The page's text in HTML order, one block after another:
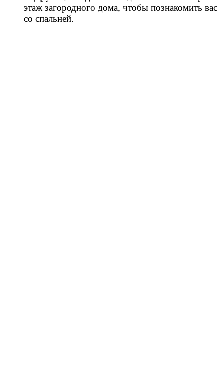
этаж загородного дома, чтобы познакомить вас
со спальней.